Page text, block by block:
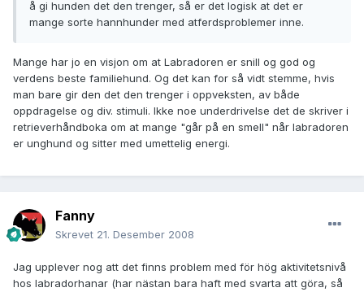
å gi hunden det den trenger, så er det logisk at det er
mange sorte hannhunder med atferdsproblemer inne.
Mange har jo en visjon om at Labradoren er snill og god og
verdens beste familiehund. Og det kan for så vidt stemme, hvis
man bare gir den det den trenger i oppveksten, av både
oppdragelse og div. stimuli. Ikke noe underdrivelse det de skriver i
retrieverhåndboka om at mange "går på en smell" når labradoren
er unghund og sitter med umettelig energi.
Fanny
Skrevet 21. Desember 2008
Jag upplever nog att det finns problem med för hög aktivitetsnivå
hos labradorhanar (har nästan bara haft med svarta att göra, så